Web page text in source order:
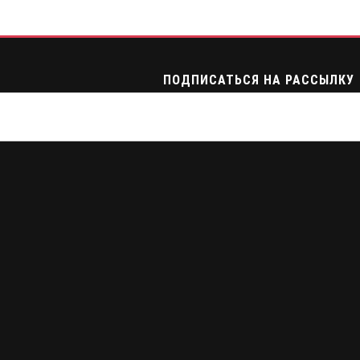
ПОДПИСАТЬСЯ НА РАССЫЛКУ